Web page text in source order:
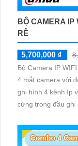
BỘ CAMERA IP
RẺ
5,700,000 ₫
Bộ Camera IP
4 mắt camera với
ghi hình 4 kênh Ip
cứng trong đầu ghi
giám sát có màu